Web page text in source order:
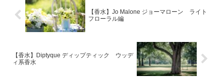
【香水】Jo Malone ジョーマローン ライト
フローラル編
【香水】Diptyque ディップティック ウッデ
ィ系香水